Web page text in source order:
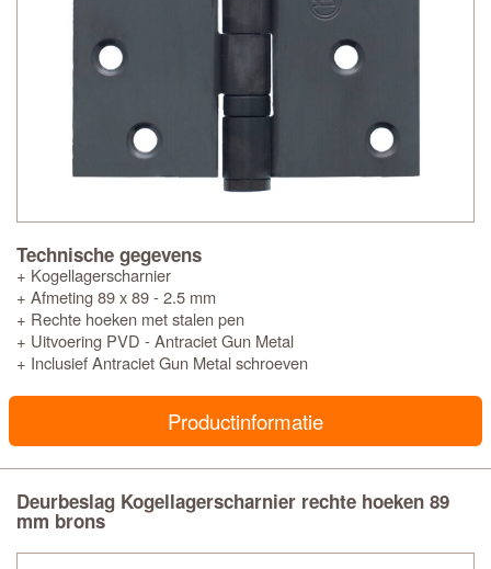
Technische gegevens
+ Kogellagerscharnier
+ Afmeting 89 x 89 - 2.5 mm
+ Rechte hoeken met stalen pen
+ Uitvoering PVD - Antraciet Gun Metal
+ Inclusief Antraciet Gun Metal schroeven
Productinformatie
Deurbeslag Kogellagerscharnier rechte hoeken 89
mm brons